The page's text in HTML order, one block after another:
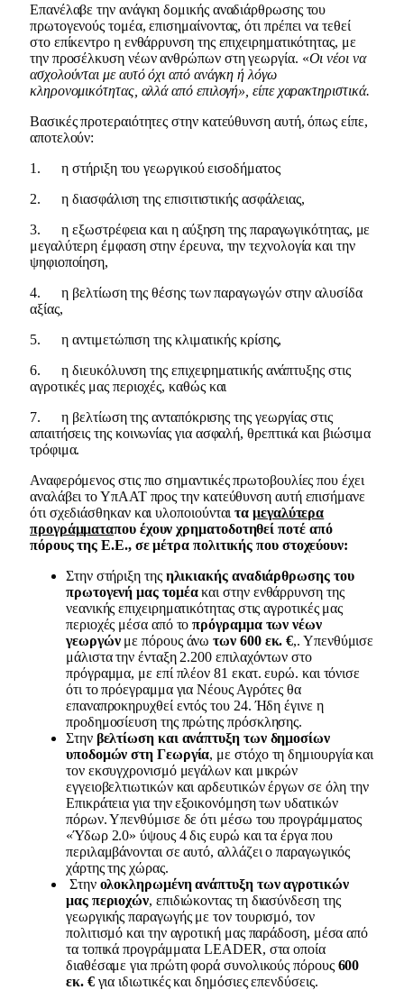
Επανέλαβε την ανάγκη δομικής αναδιάρθρωσης του
πρωτογενούς τομέα, επισημαίνοντας, ότι πρέπει να τεθεί
στο επίκεντρο η ενθάρρυνση της επιχειρηματικότητας, με
την προσέλκυση νέων ανθρώπων στη γεωργία. «Οι νέοι να
ασχολούνται με αυτό όχι από ανάγκη ή λόγω
κληρονομικότητας, αλλά από επιλογή», είπε χαρακτηριστικά.
Βασικές προτεραιότητες στην κατεύθυνση αυτή, όπως είπε,
αποτελούν:
1. η στήριξη του γεωργικού εισοδήματος
2. η διασφάλιση της επισιτιστικής ασφάλειας,
3. η εξωστρέφεια και η αύξηση της παραγωγικότητας, με
μεγαλύτερη έμφαση στην έρευνα, την τεχνολογία και την
ψηφιοποίηση,
4. η βελτίωση της θέσης των παραγωγών στην αλυσίδα
αξίας,
5. η αντιμετώπιση της κλιματικής κρίσης,
6. η διευκόλυνση της επιχειρηματικής ανάπτυξης στις
αγροτικές μας περιοχές, καθώς και
7. η βελτίωση της ανταπόκρισης της γεωργίας στις
απαιτήσεις της κοινωνίας για ασφαλή, θρεπτικά και βιώσιμα
τρόφιμα.
Αναφερόμενος στις πιο σημαντικές πρωτοβουλίες που έχει
αναλάβει το ΥπΑΑΤ προς την κατεύθυνση αυτή επισήμανε
ότι σχεδιάσθηκαν και υλοποιούνταιταμεγαλύτερα
προγράμματαπου έχουν χρηματοδοτηθεί ποτέ από
πόρους της Ε.Ε., σε μέτρα πολιτικής που στοχεύουν:
Στην στήριξη της ηλικιακής αναδιάρθρωσης του
πρωτογενή μας τομέακαι στην ενθάρρυνση της
νεανικής επιχειρηματικότητας στις αγροτικές μας
περιοχές μέσα από τοπρόγραμμα των νέων
γεωργώνμε πόρους άνωτων 600 εκ. €,. Υπενθύμισε
μάλιστα την ένταξη 2.200 επιλαχόντων στο
πρόγραμμα, με επί πλέον 81 εκατ. ευρώ. και τόνισε
ότι το πρόεγραμμα για Νέους Αγρότες θα
επαναπροκηρυχθεί εντός του 24. Ήδη έγινε η
προδημοσίευση της πρώτης πρόσκλησης.
Στην βελτίωση και ανάπτυξη των δημοσίων
υποδομών στη Γεωργία, με στόχο τη δημιουργία και
τον εκσυγχρονισμό μεγάλων και μικρών
εγγειοβελτιωτικών και αρδευτικών έργων σε όλη την
Επικράτεια για την εξοικονόμηση των υδατικών
πόρων. Υπενθύμισε δε ότι μέσω του προγράμματος
«Ύδωρ 2.0» ύψους 4 δις ευρώ και τα έργα που
περιλαμβάνονται σε αυτό, αλλάζει ο παραγωγικός
χάρτης της χώρας.
Στην ολοκληρωμένη ανάπτυξη των αγροτικών
μας περιοχών, επιδιώκοντας τη διασύνδεση της
γεωργικής παραγωγής με τον τουρισμό, τον
πολιτισμό και την αγροτική μας παράδοση, μέσα από
τα τοπικά προγράμματα LEADER, στα οποία
διαθέσαμε για πρώτη φορά συνολικούς πόρους 600
εκ. €για ιδιωτικές και δημόσιες επενδύσεις.